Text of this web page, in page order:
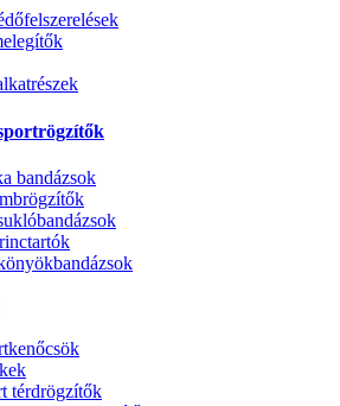
bandázsok
térdrögzítők